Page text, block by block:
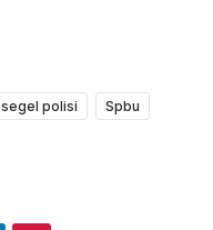
segel polisi Spbu